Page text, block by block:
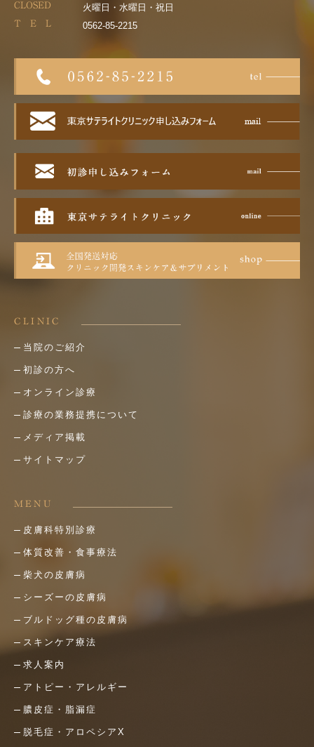
CLOSED 火曜日・水曜日・祝日
T E L 0562-85-2215
CLINIC
当院のご紹介
初診の方へ
オンライン診療
診療の業務提携について
メディア掲載
サイトマップ
MENU
皮膚科特別診療
体質改善・食事療法
柴犬の皮膚病
シーズーの皮膚病
ブルドッグ種の皮膚病
スキンケア療法
求人案内
アトピー・アレルギー
膿皮症・脂漏症
脱毛症・アロペシアX